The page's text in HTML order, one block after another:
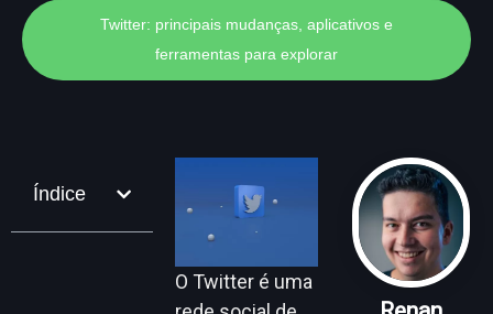
Twitter: principais mudanças, aplicativos e
ferramentas para explorar
Índice
O Twitter é uma